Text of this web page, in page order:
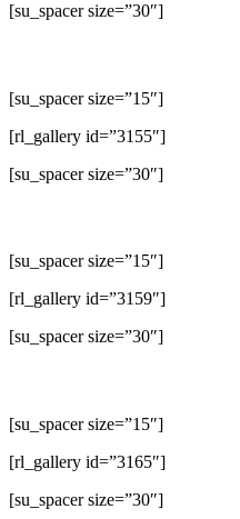
[su_spacer size=”30″]
[su_spacer size=”15″]
[rl_gallery id=”3155″]
[su_spacer size=”30″]
[su_spacer size=”15″]
[rl_gallery id=”3159″]
[su_spacer size=”30″]
[su_spacer size=”15″]
[rl_gallery id=”3165″]
[su_spacer size=”30″]